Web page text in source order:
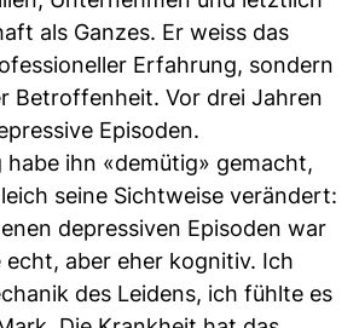
als Ganzes. Er weiss das
Erfahrung, sondern
Betroffenheit. Vor drei Jahren
Episoden.
habe ihn «demütig» gemacht,
seine Sichtweise verändert:
depressiven Episoden war
echt, aber eher kognitiv. Ich
des Leidens, ich fühlte es